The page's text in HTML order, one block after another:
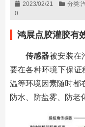
2023/02/21 分类:
0
鸿展点胶灌胶有
传感器被安装在
要在各种环境下保证
温等环境因素随时都
防水、防盐雾、防老